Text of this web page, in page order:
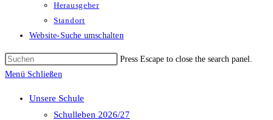
Herausgeber
Standort
Website-Suche umschalten
Press Escape to close the search panel.
Menü Schließen
Unsere Schule
Schulleben 2026/27